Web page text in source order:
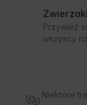
Przywieź
wszyscy
Niektóre